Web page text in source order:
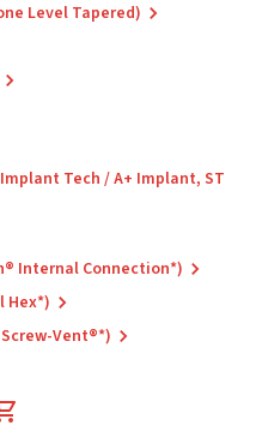
Level Tapered)
Tech / A+ Implant, ST
Internal Connection*)
Hex*)
Vent®*)